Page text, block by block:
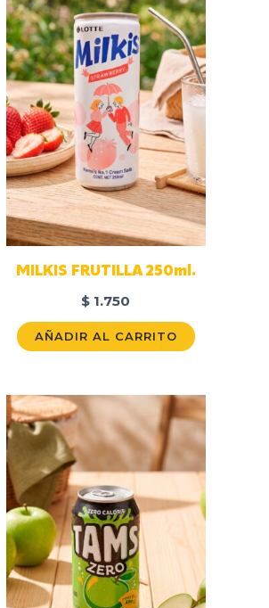
MILKIS FRUTILLA 250ml.
$ 1.750
AÑADIR AL CARRITO